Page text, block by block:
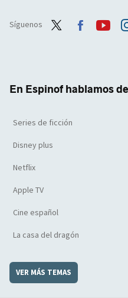
Síguenos
En Espinof hablamos
Series de ficción
Disney plus
Netflix
Apple TV
Cine español
La casa del dragón
VER MÁS TEMAS